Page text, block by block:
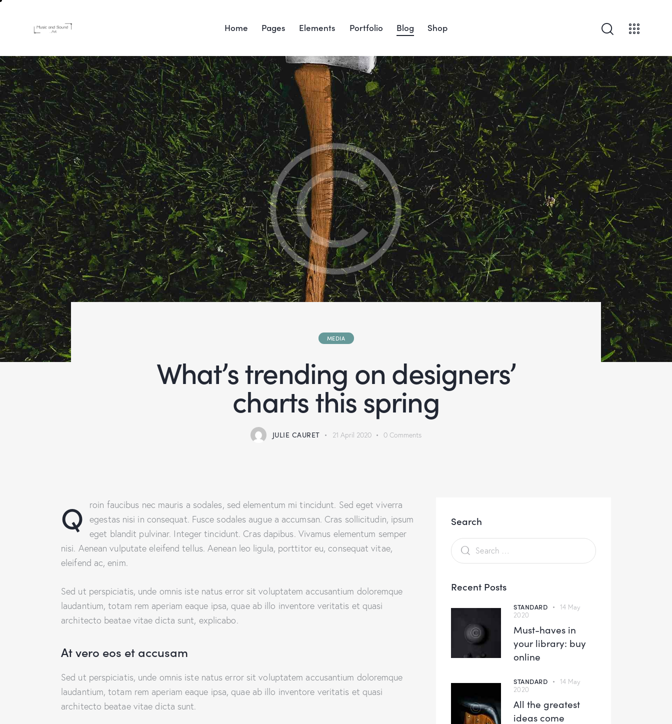
Home Pages Elements Portfolio Blog Shop
MEDIA
What’s trending on designers’
charts this spring
JULIE CAURET 21 April 2020 0 Comments
Q
roin faucibus nec mauris a sodales, sed elementum mi tincidunt. Sed eget viverra
egestas nisi in consequat. Fusce sodales augue a accumsan. Cras sollicitudin, ipsum
eget blandit pulvinar. Integer tincidunt. Cras dapibus. Vivamus elementum semper
nisi. Aenean vulputate eleifend tellus. Aenean leo ligula, porttitor eu, consequat vitae,
eleifend ac, enim.
Sed ut perspiciatis, unde omnis iste natus error sit voluptatem accusantium doloremque
laudantium, totam rem aperiam eaque ipsa, quae ab illo inventore veritatis et quasi
architecto beatae vitae dicta sunt, explicabo.
At vero eos et accusam
Sed ut perspiciatis, unde omnis iste natus error sit voluptatem accusantium doloremque
laudantium, totam rem aperiam eaque ipsa, quae ab illo inventore veritatis et quasi
architecto beatae vitae dicta sunt.
Search
Recent Posts
STANDARD
14 May
2020
Must-haves in
your library: buy
online
STANDARD
14 May
2020
All the greatest
ideas come